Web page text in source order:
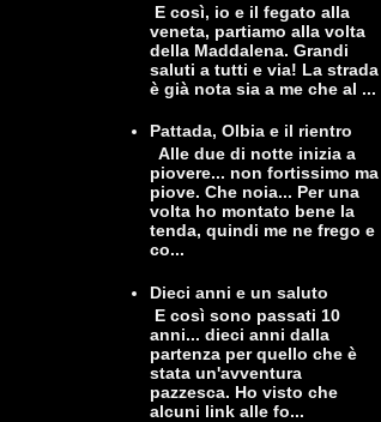
E così, io e il fegato alla
veneta, partiamo alla volta
della Maddalena. Grandi
saluti a tutti e via! La strada
è già nota sia a me che al ...
Pattada, Olbia e il rientro
Alle due di notte inizia a
piovere... non fortissimo ma
piove. Che noia... Per una
volta ho montato bene la
tenda, quindi me ne frego e
co...
Dieci anni e un saluto
E così sono passati 10
anni... dieci anni dalla
partenza per quello che è
stata un'avventura
pazzesca. Ho visto che
alcuni link alle fo...